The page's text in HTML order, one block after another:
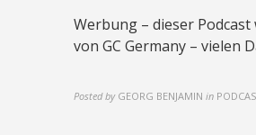
Werbung – dieser
von GC Germany – vielen
Posted by GEORG BENJAMIN in